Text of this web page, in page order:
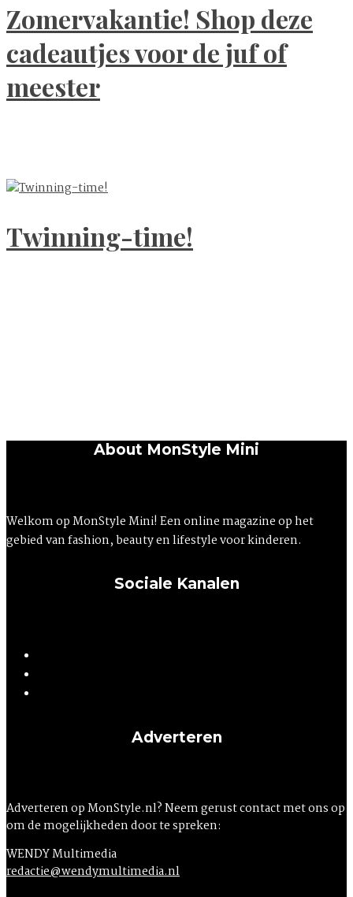
Zomervakantie! Shop deze
cadeautjes voor de juf of
meester
Twinning-time!
About MonStyle Mini
Welkom op MonStyle Mini! Een online magazine op het
gebied van fashion, beauty en lifestyle voor kinderen.
Sociale Kanalen
Adverteren
Adverteren op MonStyle.nl? Neem gerust contact met ons op
om de mogelijkheden door te spreken:
WENDY Multimedia
redactie@wendymultimedia.nl